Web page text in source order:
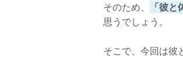
そのため、 「彼
思うでしょう。
そこで、今回は彼